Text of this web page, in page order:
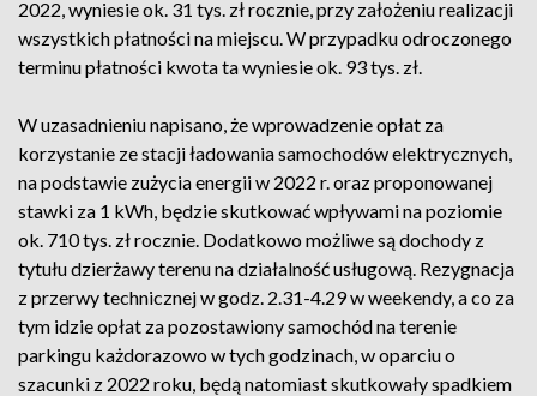
2022, wyniesie ok. 31 tys. zł rocznie, przy założeniu realizacji
wszystkich płatności na miejscu. W przypadku odroczonego
terminu płatności kwota ta wyniesie ok. 93 tys. zł.
W uzasadnieniu napisano, że wprowadzenie opłat za
korzystanie ze stacji ładowania samochodów elektrycznych,
na podstawie zużycia energii w 2022 r. oraz proponowanej
stawki za 1 kWh, będzie skutkować wpływami na poziomie
ok. 710 tys. zł rocznie. Dodatkowo możliwe są dochody z
tytułu dzierżawy terenu na działalność usługową. Rezygnacja
z przerwy technicznej w godz. 2.31-4.29 w weekendy, a co za
tym idzie opłat za pozostawiony samochód na terenie
parkingu każdorazowo w tych godzinach, w oparciu o
szacunki z 2022 roku, będą natomiast skutkowały spadkiem